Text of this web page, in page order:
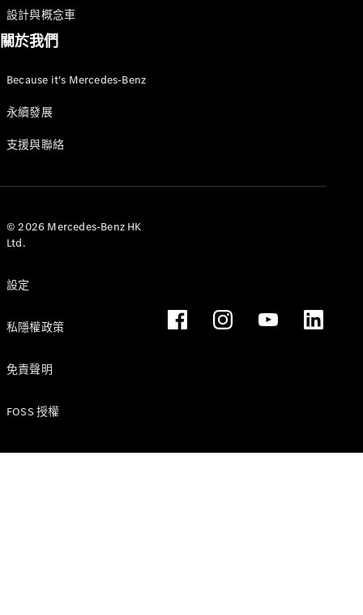
關於我們
MAYBACH
用途汽車
Mercedes-
技術和創
術
體
車
方斜向呈現 PureSpeed，然後轉向車尾，接著升高
並從上方越過車輛。在車尾
的顏色漸層上方可以看到 AMG 圖案，以及座椅後面的兩
隱藏著堅固的防滾架。
駕駛時，攝像頭斜對着駕駛座前方拍攝
這種叉形桿牢固地連接到車身外殼結構上，並平等地
00:56 至 00:59
最終畫面呈現行駛中從下方拍攝的視角，從前輪
您可以聽到駕駛員輕輕鬆開油門的聲音。影片結束。
設計與概念車
關於我們
Because it's Mercedes-Benz
永續發展
支援與聯絡
© 2026 Mercedes-Benz HK
Ltd.
設定
私隱權政策
免責聲明
FOSS 授權